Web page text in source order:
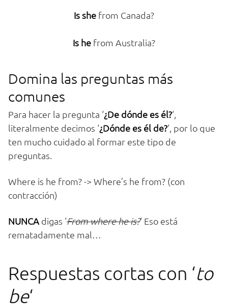
Is she from Canada?
Is he from Australia?
Domina las preguntas más
comunes
Para hacer la pregunta ‘¿De dónde es él?‘,
literalmente decimos ‘¿Dónde es él de?‘, por lo que
ten mucho cuidado al formar este tipo de
preguntas.
Where is he from? -> Where’s he from? (con
contracción)
NUNCA digas ‘From where he is?‘ Eso está
rematadamente mal…
Respuestas cortas con ‘to
be‘